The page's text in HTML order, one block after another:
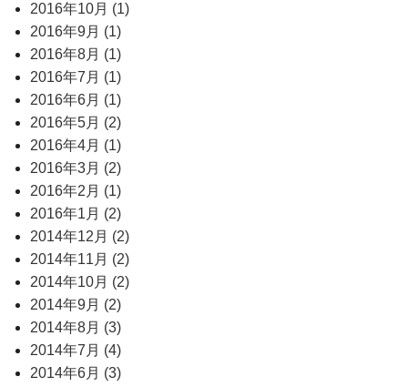
2016年10月 (1)
2016年9月 (1)
2016年8月 (1)
2016年7月 (1)
2016年6月 (1)
2016年5月 (2)
2016年4月 (1)
2016年3月 (2)
2016年2月 (1)
2016年1月 (2)
2014年12月 (2)
2014年11月 (2)
2014年10月 (2)
2014年9月 (2)
2014年8月 (3)
2014年7月 (4)
2014年6月 (3)